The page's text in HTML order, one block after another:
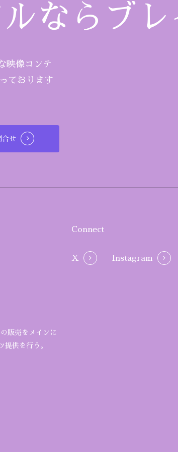
ならブ
映像コンテ
ております
合せ
販売をメインに
提供を行う。
Connect
X Instagram